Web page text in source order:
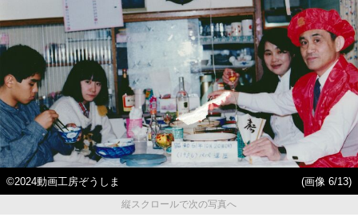
©2024動画工房ぞうしま
(画像 6/13)
縦スクロールで次の写真へ